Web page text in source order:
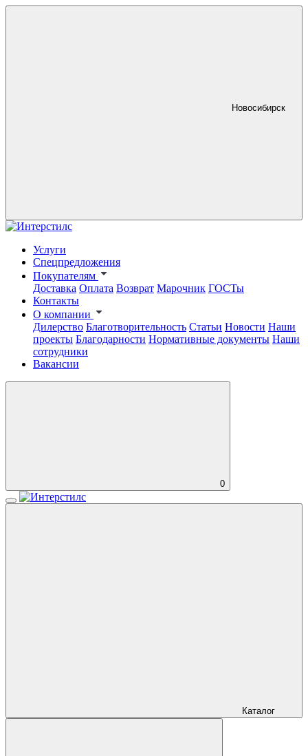
Новосибирск
Услуги
Спецпредложения
Покупателям
Доставка Оплата Возврат Марочник ГОСТы
Контакты
О компании
Дилерство Благотворительность Статьи Новости Наши
проекты Благодарности Нормативные документы Наши
сотрудники
Вакансии
0
Каталог